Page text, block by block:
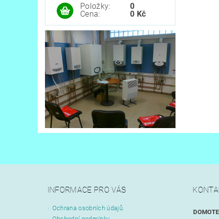
Položky:
Cena:
0
0 Kč
INFORMACE PRO VÁS
Ochrana osobních údajů.